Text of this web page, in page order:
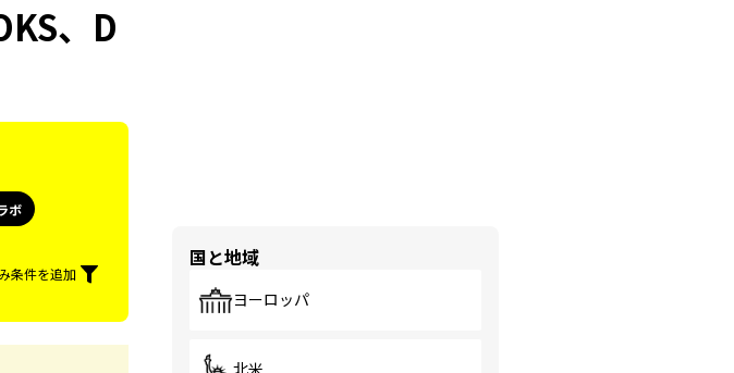
、D
ボ
条件を追加
国と地域
ヨーロッパ